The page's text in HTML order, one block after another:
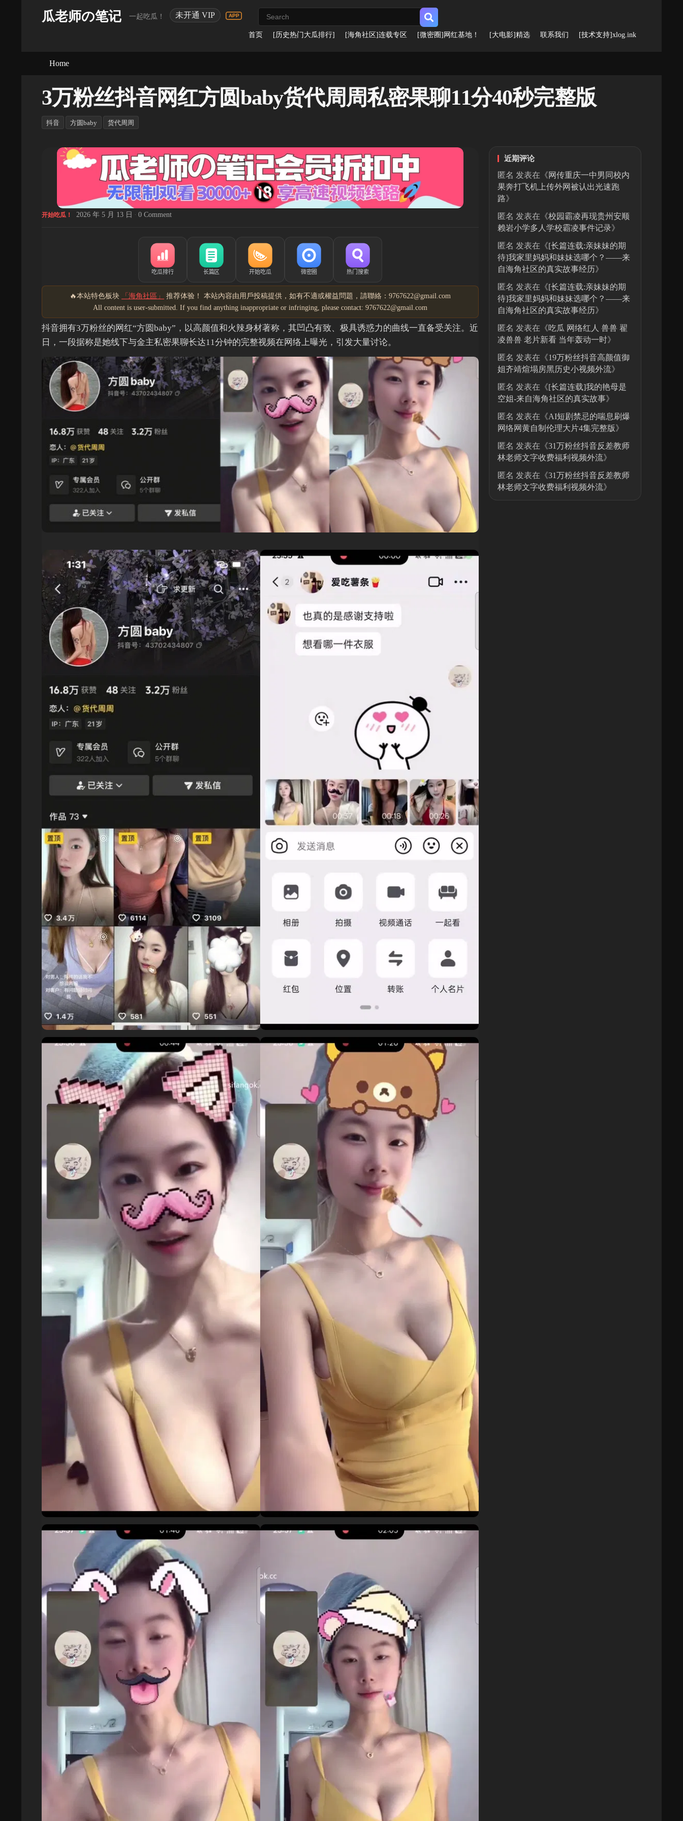
瓜老师の笔记 未开通 VIP
一起吃瓜！
首页 [历史热门大瓜排行] [海角社区]连载专区 [微密圈]网红基地！ [大电影]精选 联系我们 [技术支持]xlog.ink
Home
3万粉丝抖音网红方圆baby货代周周私密果聊11分40秒完整版
抖音 方圆baby 货代周周
开始吃瓜！ 2026 年 5 月 13 日 · 0 Comment
🔥本站特色板块 「海角社區」
推荐体验！ 本站內容由用戶投稿提供，如有不適或權益問題，請聯絡：9767622@gmail.com
All content is user-submitted. If you find anything inappropriate or infringing, please contact: 9767622@gmail.com
抖音拥有3万粉丝的网红“方圆baby”，以高颜值和火辣身材著称，其凹凸有致、极具诱惑力的曲线一直备受关注。近
日，一段据称是她线下与金主私密果聊长达11分钟的完整视频在网络上曝光，引发大量讨论。
近期评论
匿名 发表在《网传重庆一中男同校内
果奔打飞机上传外网被认出光速跑
路》
匿名 发表在《校园霸凌再现贵州安顺
赖岩小学多人学校霸凌事件记录》
匿名 发表在《[长篇连载:亲妹妹的期
待]我家里妈妈和妹妹选哪个？——来
自海角社区的真实故事经历》
匿名 发表在《[长篇连载:亲妹妹的期
待]我家里妈妈和妹妹选哪个？——来
自海角社区的真实故事经历》
匿名 发表在《吃瓜 网络红人 兽兽 翟
凌兽兽 老片新看 当年轰动一时》
匿名 发表在《19万粉丝抖音高颜值御
姐齐靖煊塌房黑历史小视频外流》
匿名 发表在《[长篇连载]我的艳母是
空姐-来自海角社区的真实故事》
匿名 发表在《AI短剧禁忌的喘息刷爆
网络网黄自制伦理大片4集完整版》
匿名 发表在《31万粉丝抖音反差教师
林老师文字收费福利视频外流》
匿名 发表在《31万粉丝抖音反差教师
林老师文字收费福利视频外流》